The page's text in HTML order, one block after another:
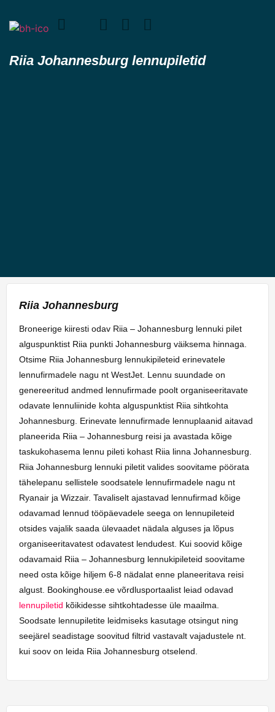
Riia Johannesburg lennupiletid
Riia Johannesburg
Broneerige kiiresti odav Riia – Johannesburg lennuki pilet
alguspunktist Riia punkti Johannesburg väiksema hinnaga.
Otsime Riia Johannesburg lennukipileteid erinevatele
lennufirmadele nagu nt WestJet. Lennu suundade on
genereeritud andmed lennufirmade poolt organiseeritavate
odavate lennuliinide kohta alguspunktist Riia sihtkohta
Johannesburg. Erinevate lennufirmade lennuplaanid aitavad
planeerida Riia – Johannesburg reisi ja avastada kõige
taskukohasema lennu pileti kohast Riia linna Johannesburg.
Riia Johannesburg lennuki piletit valides soovitame pöörata
tähelepanu sellistele soodsatele lennufirmadele nagu nt
Ryanair ja Wizzair. Tavaliselt ajastavad lennufirmad kõige
odavamad lennud tööpäevadele seega on lennupileteid
otsides vajalik saada ülevaadet nädala alguses ja lõpus
organiseeritavatest odavatest lendudest. Kui soovid kõige
odavamaid Riia – Johannesburg lennukipileteid soovitame
need osta kõige hiljem 6-8 nädalat enne planeeritava reisi
algust. Bookinghouse.ee võrdlusportaalist leiad odavad
lennupiletid kõikidesse sihtkohtadesse üle maailma.
Soodsate lennupiletite leidmiseks kasutage otsingut ning
seejärel seadistage soovitud filtrid vastavalt vajadustele nt.
kui soov on leida Riia Johannesburg otselend.